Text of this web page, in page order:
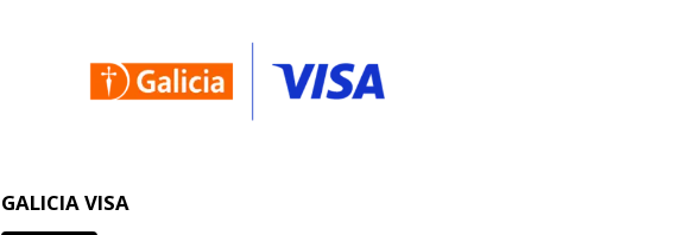
GALICIA VISA